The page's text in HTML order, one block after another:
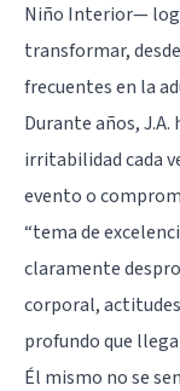
Niño Interior—
transformar,
frecuentes en la
Durante años,
irritabilidad cada
evento o
“tema de
claramente
corporal,
profundo que
Él mismo no se